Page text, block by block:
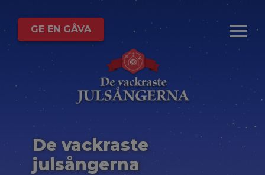
GE EN GÅVA
De vackraste
julsångerna